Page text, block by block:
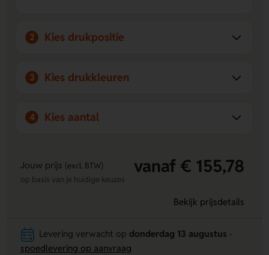
pennenhouder maken noteren extra makkelijk.
2 Kies drukpositie
3 Kies drukkleuren
4 Kies aantal
Jouw prijs (excl. BTW) vanaf € 155,78
op basis van je huidige keuzes
Bekijk prijsdetails
Levering verwacht op donderdag 13 augustus
spoedlevering op aanvraag